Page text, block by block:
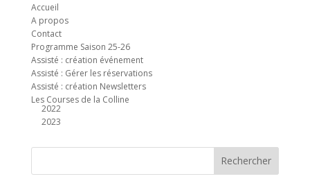
Accueil
A propos
Contact
Programme Saison 25-26
Assisté : création événement
Assisté : Gérer les réservations
Assisté : création Newsletters
Les Courses de la Colline
2022
2023